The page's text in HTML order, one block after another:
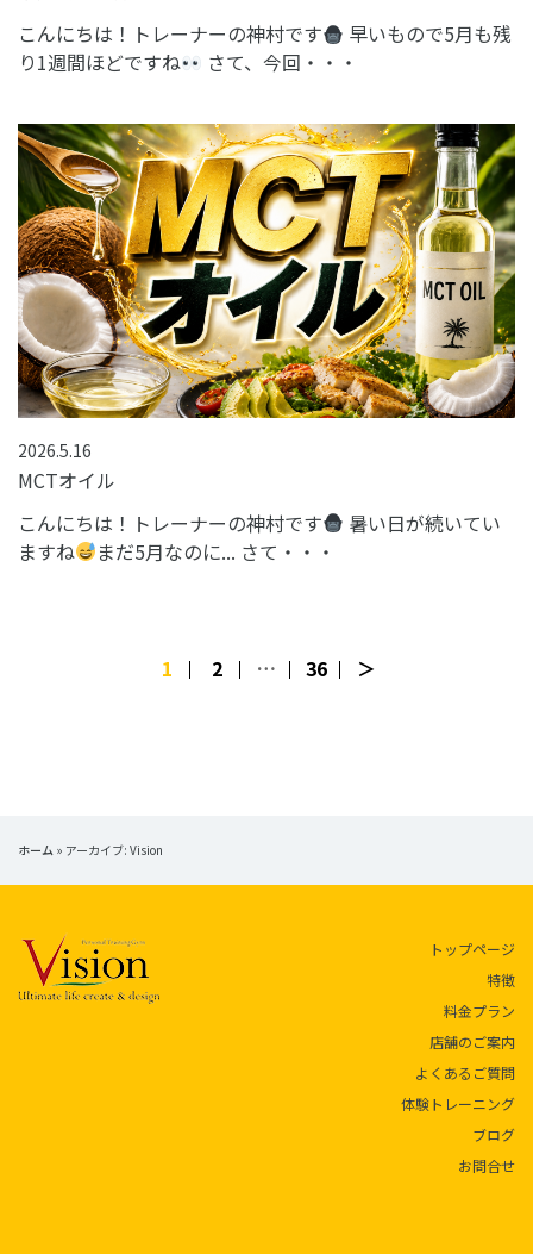
こんにちは！トレーナーの神村です
早いもので5月も残
り1週間ほどですね
さて、今回・・・
2026.5.16
MCTオイル
こんにちは！トレーナーの神村です
暑い日が続いてい
ますね
まだ5月なのに... さて・・・
ゲ
ー
シ
ョ
1 2 … 36 ＞
ホーム » アーカイブ: Vision
トップページ
特徴
料金プラン
店舗のご案内
よくあるご質問
体験トレーニング
ブログ
お問合せ